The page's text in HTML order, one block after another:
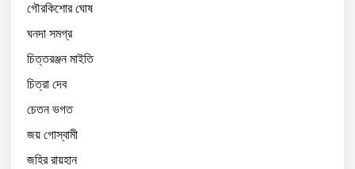
গৌরকিশোর ঘোষ
ঘনদা সমগ্র
চিত্তরঞ্জন মাইতি
চিত্রা দেব
চেতন ভগত
জয় গোস্বামী
জহির রায়হান